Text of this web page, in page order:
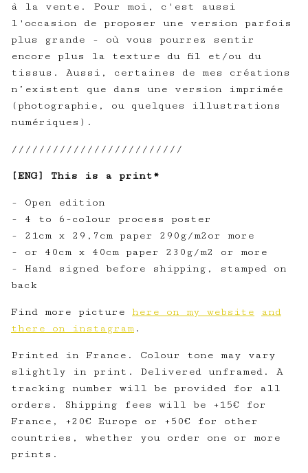
à la vente. Pour moi, c'est aussi
l'occasion de proposer une version parfois
plus grande - où vous pourrez sentir
encore plus la texture du fil et/ou du
tissus. Aussi, certaines de mes créations
n’existent que dans une version imprimée
(photographie, ou quelques illustrations
numériques).
/////////////////////////
[ENG] This is a print*
- Open edition
- 4 to 6-colour process poster
- 21cm x 29,7cm paper 290g/m2or more
- or 40cm x 40cm paper 230g/m2 or more
- Hand signed before shipping, stamped on
back
Find more picture here on my website
and
there on instagram .
Printed in France. Colour tone may vary
slightly in print. Delivered unframed. A
tracking number will be provided for all
orders. Shipping fees will be +15€ for
France, +20€ Europe or +50€ for other
countries, whether you order one or more
prints.